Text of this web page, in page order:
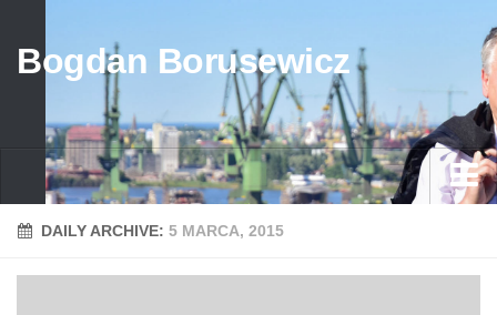
Bogdan Borusewicz
Aktualności
DAILY ARCHIVE: 5 MARCA, 2015